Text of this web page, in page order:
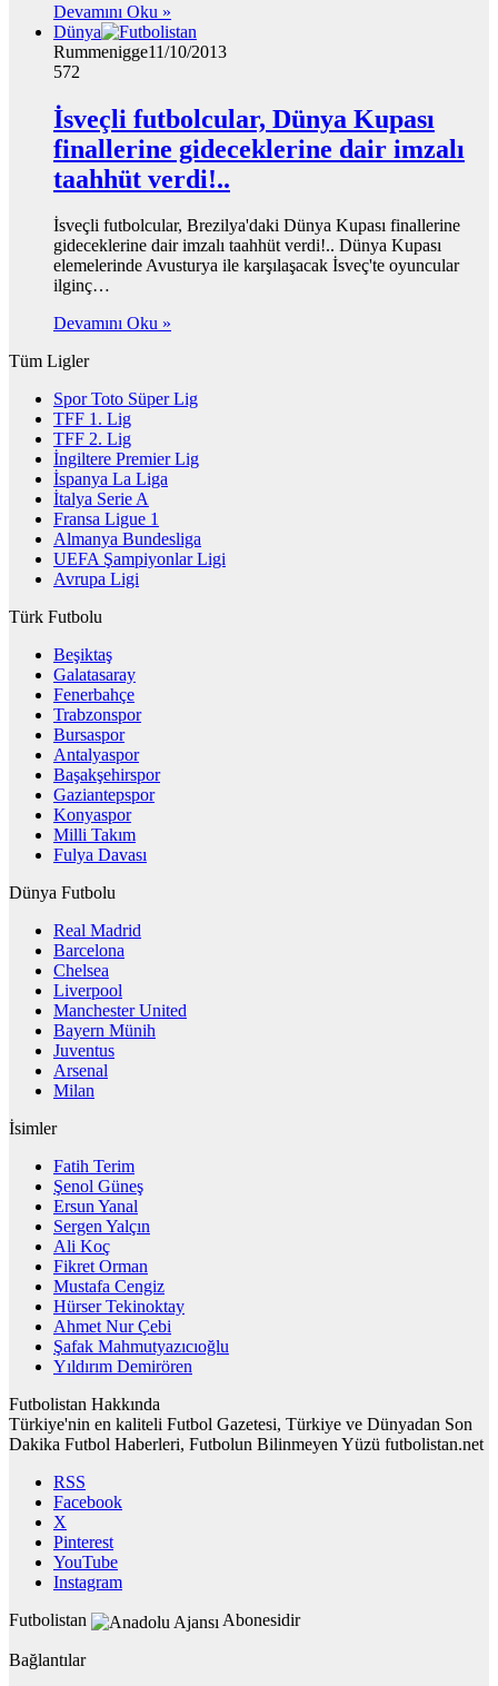
Devamını Oku »
Dünya
Rummenigge11/10/2013
572
İsveçli futbolcular, Dünya Kupası
finallerine gideceklerine dair imzalı
taahhüt verdi!..
İsveçli futbolcular, Brezilya'daki Dünya Kupası finallerine
gideceklerine dair imzalı taahhüt verdi!.. Dünya Kupası
elemelerinde Avusturya ile karşılaşacak İsveç'te oyuncular
ilginç…
Devamını Oku »
Tüm Ligler
Spor Toto Süper Lig
TFF 1. Lig
TFF 2. Lig
İngiltere Premier Lig
İspanya La Liga
İtalya Serie A
Fransa Ligue 1
Almanya Bundesliga
UEFA Şampiyonlar Ligi
Avrupa Ligi
Türk Futbolu
Beşiktaş
Galatasaray
Fenerbahçe
Trabzonspor
Bursaspor
Antalyaspor
Başakşehirspor
Gaziantepspor
Konyaspor
Milli Takım
Fulya Davası
Dünya Futbolu
Real Madrid
Barcelona
Chelsea
Liverpool
Manchester United
Bayern Münih
Juventus
Arsenal
Milan
İsimler
Fatih Terim
Şenol Güneş
Ersun Yanal
Sergen Yalçın
Ali Koç
Fikret Orman
Mustafa Cengiz
Hürser Tekinoktay
Ahmet Nur Çebi
Şafak Mahmutyazıcıoğlu
Yıldırım Demirören
Futbolistan Hakkında
Türkiye'nin en kaliteli Futbol Gazetesi, Türkiye ve Dünyadan Son
Dakika Futbol Haberleri, Futbolun Bilinmeyen Yüzü futbolistan.net
RSS
Facebook
X
Pinterest
YouTube
Instagram
Futbolistan
Abonesidir
Bağlantılar